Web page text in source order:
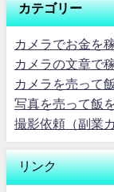
カテゴリー
カメラでお金を
カメラの文章で
カメラを売って
写真を売って飯
撮影依頼（副業
リンク